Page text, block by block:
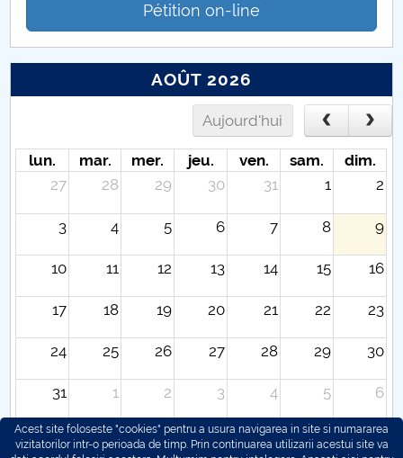
Pétition on-line
AOÛT 2026
Aujourd'hui
lun. mar. mer. jeu. ven. sam.
dim.
27
28 29 30 31 1 2
3 4 5 6 7 8 9
10 11 12 13 14 15 16
17 18 19 20 21 22 23
24 25 26 27 28 29 30
31 1 2 3 4 5 6
Acest site foloseste "cookies" pentru a usura navigarea in site si numararea
vizitatorilor intr-o perioada de timp. Prin continuarea utilizarii acestui site va